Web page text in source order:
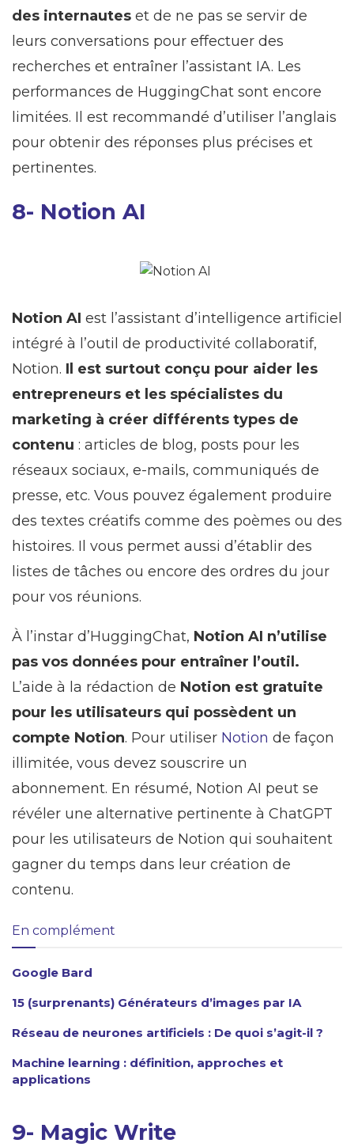
des internautes et de ne pas se servir de
leurs conversations pour effectuer des
recherches et entraîner l’assistant IA. Les
performances de HuggingChat sont encore
limitées. Il est recommandé d’utiliser l’anglais
pour obtenir des réponses plus précises et
pertinentes.
8- Notion AI
Notion AI est l’assistant d’intelligence artificiel
intégré à l’outil de productivité collaboratif,
Notion. Il est surtout conçu pour aider les
entrepreneurs et les spécialistes du
marketing à créer différents types de
contenu : articles de blog, posts pour les
réseaux sociaux, e-mails, communiqués de
presse, etc. Vous pouvez également produire
des textes créatifs comme des poèmes ou des
histoires. Il vous permet aussi d’établir des
listes de tâches ou encore des ordres du jour
pour vos réunions.
À l’instar d’HuggingChat, Notion AI n’utilise
pas vos données pour entraîner l’outil.
L’aide à la rédaction de Notion est gratuite
pour les utilisateurs qui possèdent un
compte Notion. Pour utiliser Notion de façon
illimitée, vous devez souscrire un
abonnement. En résumé, Notion AI peut se
révéler une alternative pertinente à ChatGPT
pour les utilisateurs de Notion qui souhaitent
gagner du temps dans leur création de
contenu.
En complément
Google Bard
15 (surprenants) Générateurs d’images par IA
Réseau de neurones artificiels : De quoi s’agit-il ?
Machine learning : définition, approches et
applications
9- Magic Write